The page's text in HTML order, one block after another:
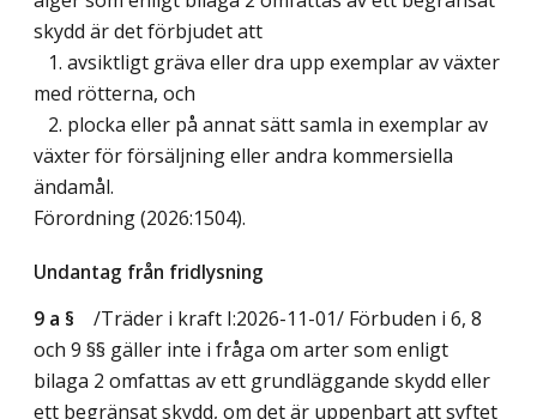
skydd är det förbjudet att
1. avsiktligt gräva eller dra upp exemplar av växter
med rötterna, och
2. plocka eller på annat sätt samla in exemplar av
växter för försäljning eller andra kommersiella
ändamål.
Förordning (2026:1504).
Undantag från fridlysning
9 a §
/Träder i kraft I:2026-11-01/ Förbuden i 6, 8
och 9 §§ gäller inte i fråga om arter som enligt
bilaga 2 omfattas av ett grundläggande skydd eller
ett begränsat skydd, om det är uppenbart att syftet